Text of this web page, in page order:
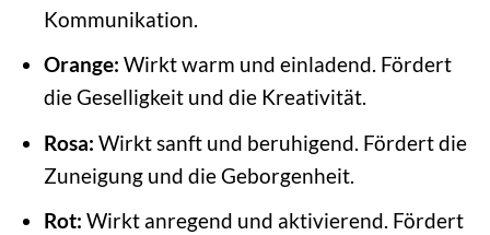
Kommunikation.
Orange: Wirkt warm und einladend. Fördert
die Geselligkeit und die Kreativität.
Rosa: Wirkt sanft und beruhigend. Fördert die
Zuneigung und die Geborgenheit.
Rot: Wirkt anregend und aktivierend. Fördert